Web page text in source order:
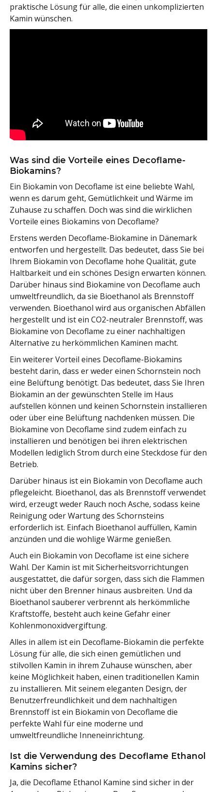
praktische Lösung für alle, die einen unkomplizierten
Kamin wünschen.
Was sind die Vorteile eines Decoflame-
Biokamins?
Ein Biokamin von Decoflame ist eine beliebte Wahl,
wenn es darum geht, Gemütlichkeit und Wärme im
Zuhause zu schaffen. Doch was sind die wirklichen
Vorteile eines Biokamins von Decoflame?
Erstens werden Decoflame-Biokamine in Dänemark
entworfen und hergestellt. Das bedeutet, dass Sie bei
Ihrem Biokamin von Decoflame hohe Qualität, gute
Haltbarkeit und ein schönes Design erwarten können.
Darüber hinaus sind Biokamine von Decoflame auch
umweltfreundlich, da sie Bioethanol als Brennstoff
verwenden. Bioethanol wird aus organischen Abfällen
hergestellt und ist ein CO2-neutraler Brennstoff, was
Biokamine von Decoflame zu einer nachhaltigen
Alternative zu herkömmlichen Kaminen macht.
Ein weiterer Vorteil eines Decoflame-Biokamins
besteht darin, dass er weder einen Schornstein noch
eine Belüftung benötigt. Das bedeutet, dass Sie Ihren
Biokamin an der gewünschten Stelle im Haus
aufstellen können und keinen Schornstein installieren
oder über eine Belüftung nachdenken müssen. Die
Biokamine von Decoflame sind zudem einfach zu
installieren und benötigen bei ihren elektrischen
Modellen lediglich Strom durch eine Steckdose für den
Betrieb.
Darüber hinaus ist ein Biokamin von Decoflame auch
pflegeleicht. Bioethanol, das als Brennstoff verwendet
wird, erzeugt weder Rauch noch Asche, sodass keine
Reinigung oder Wartung des Schornsteins
erforderlich ist. Einfach Bioethanol auffüllen, Kamin
anzünden und die wohlige Wärme genießen.
Auch ein Biokamin von Decoflame ist eine sichere
Wahl. Der Kamin ist mit Sicherheitsvorrichtungen
ausgestattet, die dafür sorgen, dass sich die Flammen
nicht über den Brenner hinaus ausbreiten. Und da
Bioethanol sauberer verbrennt als herkömmliche
Kraftstoffe, besteht auch keine Gefahr einer
Kohlenmonoxidvergiftung.
Alles in allem ist ein Decoflame-Biokamin die perfekte
Lösung für alle, die sich einen gemütlichen und
stilvollen Kamin in ihrem Zuhause wünschen, aber
keine Möglichkeit haben, einen traditionellen Kamin
zu installieren. Mit seinem eleganten Design, der
Benutzerfreundlichkeit und dem nachhaltigen
Brennstoff ist ein Biokamin von Decoflame die
perfekte Wahl für eine moderne und
umweltfreundliche Inneneinrichtung.
Ist die Verwendung des Decoflame Ethanol
Kamins sicher?
Ja, die Decoflame Ethanol Kamine sind sicher in der